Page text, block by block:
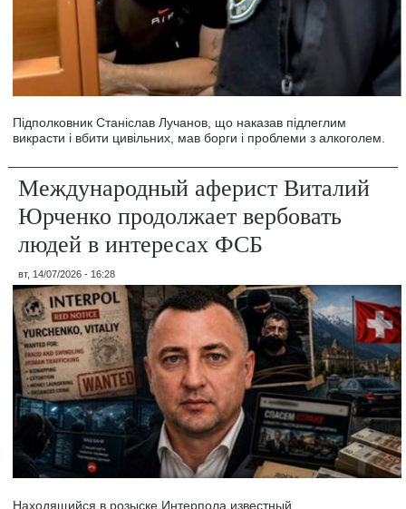
Підполковник Станіслав Лучанов, що наказав підлеглим
викрасти і вбити цивільних, мав борги і проблеми з алкоголем.
Международный аферист Виталий
Юрченко продолжает вербовать
людей в интересах ФСБ
вт, 14/07/2026 - 16:28
Находящийся в розыске Интерпола известный